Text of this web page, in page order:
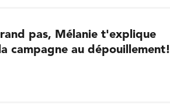
pas, Mélanie t'explique
campagne au dépouillement!